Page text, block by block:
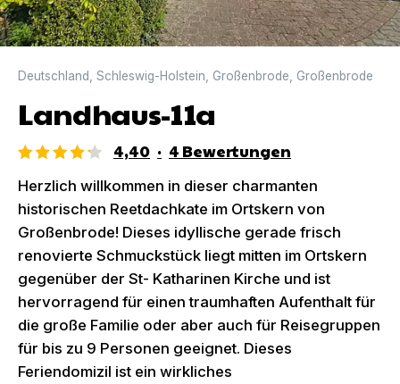
Deutschland Schleswig-Holstein Großenbrode Großenbrode
Landhaus-11a
4,40 · 4 Bewertungen
Herzlich willkommen in dieser charmanten
historischen Reetdachkate im Ortskern von
Großenbrode! Dieses idyllische gerade frisch
renovierte Schmuckstück liegt mitten im Ortskern
gegenüber der St- Katharinen Kirche und ist
hervorragend für einen traumhaften Aufenthalt für
die große Familie oder aber auch für Reisegruppen
für bis zu 9 Personen geeignet. Dieses
Feriendomizil ist ein wirkliches